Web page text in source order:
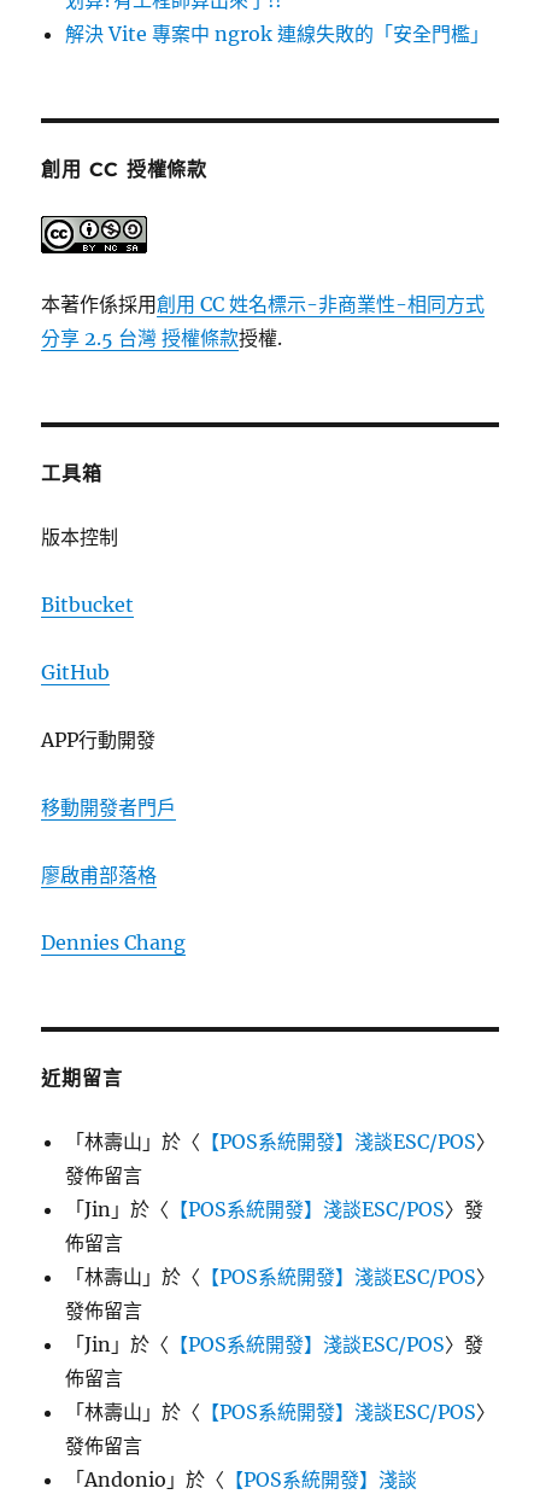
解決 Vite 專案中 ngrok 連線失敗的「安全門檻」
創用 CC 授權條款
本著作係採用創用 CC 姓名標示-非商業性-相同方式
分享 2.5 台灣 授權條款授權.
工具箱
版本控制
Bitbucket
GitHub
APP行動開發
移動開發者門戶
廖啟甫部落格
Dennies Chang
近期留言
「林壽山 」於〈 【POS系統開發】淺談ESC/POS〉
發佈留言
「Jin 」於〈 【POS系統開發】淺談ESC/POS〉發
佈留言
「林壽山 」於〈 【POS系統開發】淺談ESC/POS〉
發佈留言
「Jin 」於〈 【POS系統開發】淺談ESC/POS〉發
佈留言
「林壽山 」於〈 【POS系統開發】淺談ESC/POS〉
發佈留言
「Andonio 」於〈 【POS系統開發】淺談